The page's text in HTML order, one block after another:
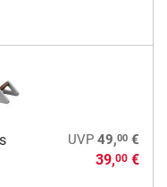
UVP 49,00€
39,00€